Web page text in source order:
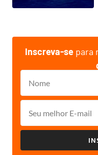
Inscreva-se para